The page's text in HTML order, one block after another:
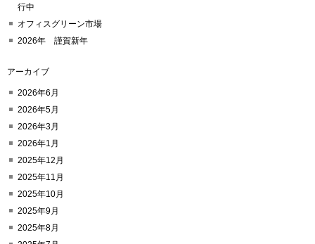
行中
オフィスグリーン市場
2026年 謹賀新年
アーカイブ
2026年6月
2026年5月
2026年3月
2026年1月
2025年12月
2025年11月
2025年10月
2025年9月
2025年8月